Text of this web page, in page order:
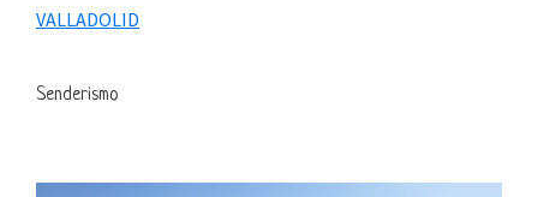
VALLADOLID
Senderismo